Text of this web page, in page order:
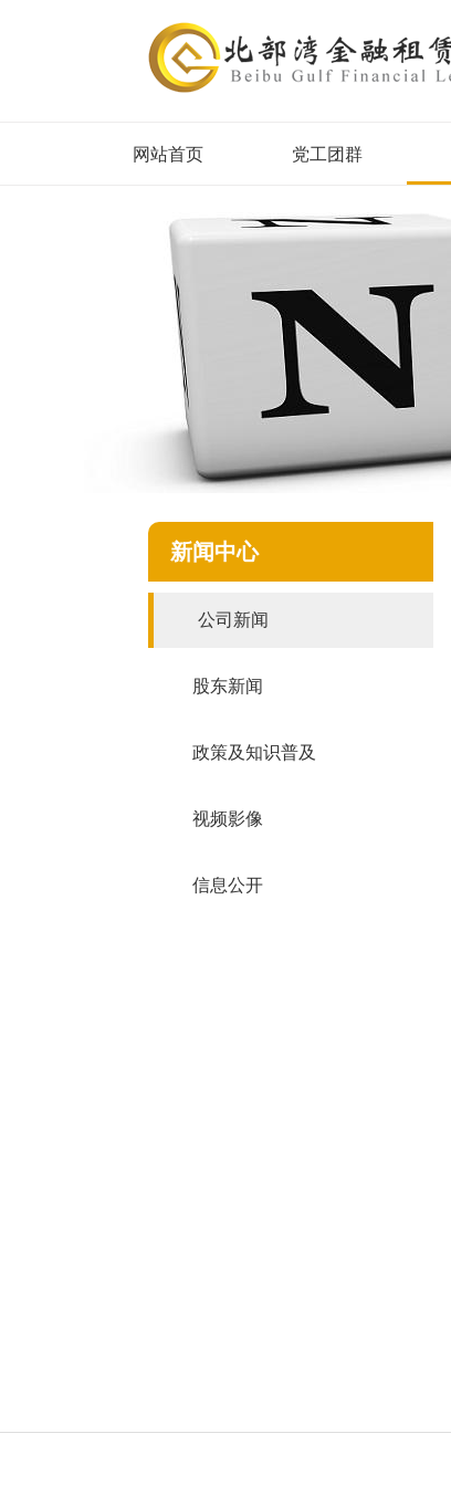
网站首页 党工团群
新闻中心
公司新闻
股东新闻
政策及知识普及
视频影像
信息公开